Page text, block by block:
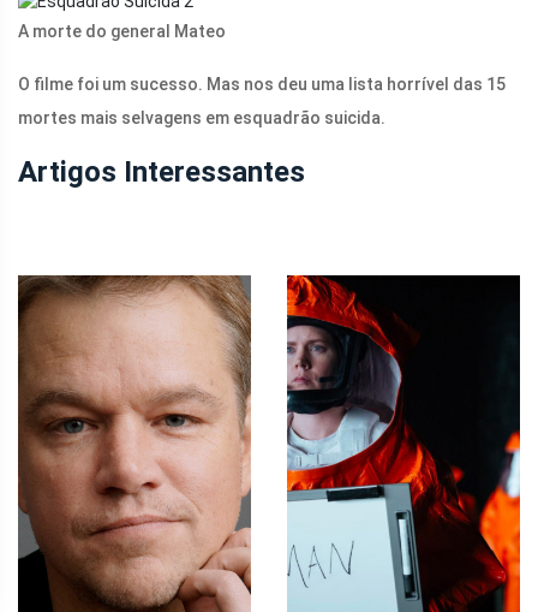
A morte do general Mateo
O filme foi um sucesso. Mas nos deu uma lista horrível das 15
mortes mais selvagens em esquadrão suicida.
Artigos Interessantes